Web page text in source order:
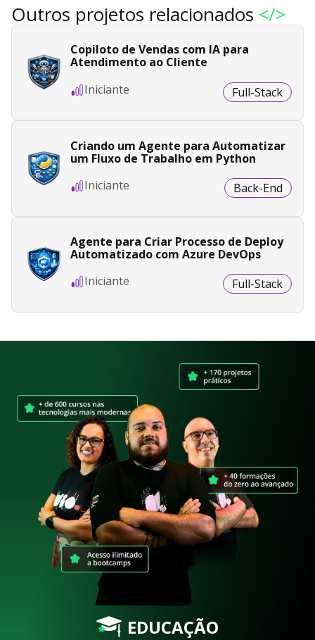
Outros projetos relacionados </>
Copiloto de Vendas com IA para
Atendimento ao Cliente
Iniciante
Full-Stack
Criando um Agente para Automatizar
um Fluxo de Trabalho em Python
Iniciante
Back-End
Agente para Criar Processo de Deploy
Automatizado com Azure DevOps
Iniciante
Full-Stack
EDUCAÇÃO